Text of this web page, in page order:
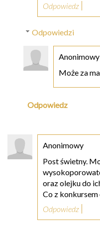
Odpowiedz
Odpowiedzi
Anonimowy
Może za
Odpowiedz
Anonimowy
Post świetny.
oraz olejku do
Co z konkursem
Odpowiedz